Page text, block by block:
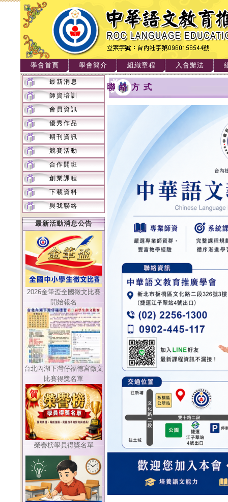
學會首頁 學會簡介 組織章程 入會辦法
最新消息
師資培訓
會員資訊
優秀作品
期刊資訊
競賽活動
合作開班
創業課程
下載資料
與我聯絡
最新活動消息公告
2026金筆盃全國徵文比賽
開始報名
台北內湖下灣仔福德宮徵文
比賽得獎名單
榮譽榜學員得獎名單
聯絡方式